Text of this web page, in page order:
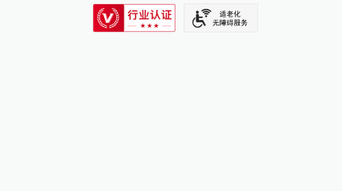
SIXTH TONE